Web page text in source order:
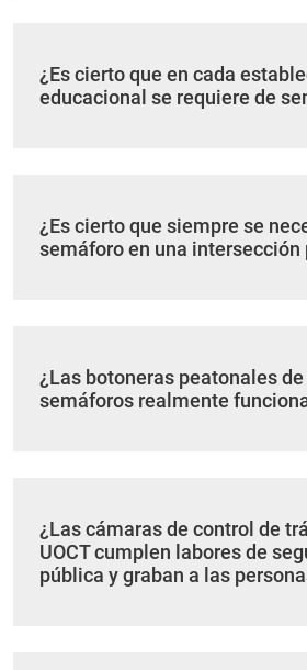
¿Es cierto que en cada
educacional se requiere de
¿Es cierto que siempre se
semáforo en una intersección
¿Las botoneras peatonales
semáforos realmente
¿Las cámaras de control de
UOCT cumplen labores de
pública y graban a las